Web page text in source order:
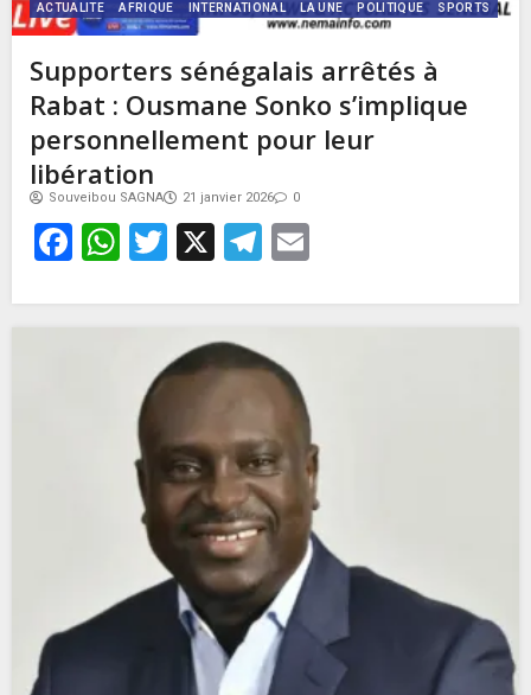
ACTUALITE AFRIQUE INTERNATIONAL LA UNE POLITIQUE SPORTS
Supporters sénégalais arrêtés à
Rabat : Ousmane Sonko s’implique
personnellement pour leur
libération
Souveibou SAGNA 21 janvier 2026 0
Facebook
WhatsApp
Twitter
X Telegram